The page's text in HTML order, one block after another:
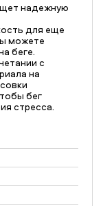
надежную
для еще
можете
беге.
с
на
бег
стресса.